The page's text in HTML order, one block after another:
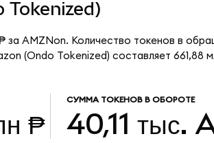
Tokenized)
за AMZNon. Количество токенов в
(Ondo Tokenized) составляет 661,88
₱
СУММА ТОКЕНОВ В ОБОРОТЕ
40,11 тыс.